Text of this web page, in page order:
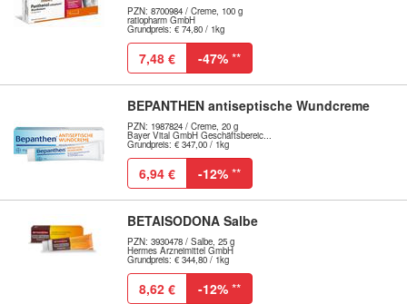
PZN: 8700984 / Creme, 100 g
ratiopharm GmbH
Grundpreis: € 74,80 / 1kg
7,48 € -47% **
BEPANTHEN antiseptische Wundcreme
PZN: 1987824 / Creme, 20 g
Bayer Vital GmbH Geschäftsbereic...
Grundpreis: € 347,00 / 1kg
6,94 € -12% **
BETAISODONA Salbe
PZN: 3930478 / Salbe, 25 g
Hermes Arzneimittel GmbH
Grundpreis: € 344,80 / 1kg
8,62 € -12% **